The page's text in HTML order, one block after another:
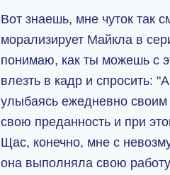
Вот знаешь, мне чуток так
морализирует Майкла в
понимаю, как ты можешь с
влезть в кадр и спросить:
улыбаясь ежедневно
свою преданность и при
Щас, конечно, мне с
она выполняла свою